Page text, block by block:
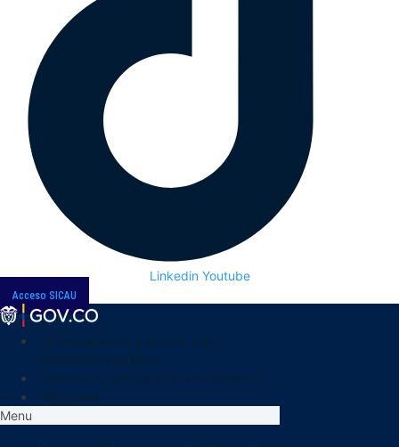
Linkedin Youtube
Acceso SICAU
Menu